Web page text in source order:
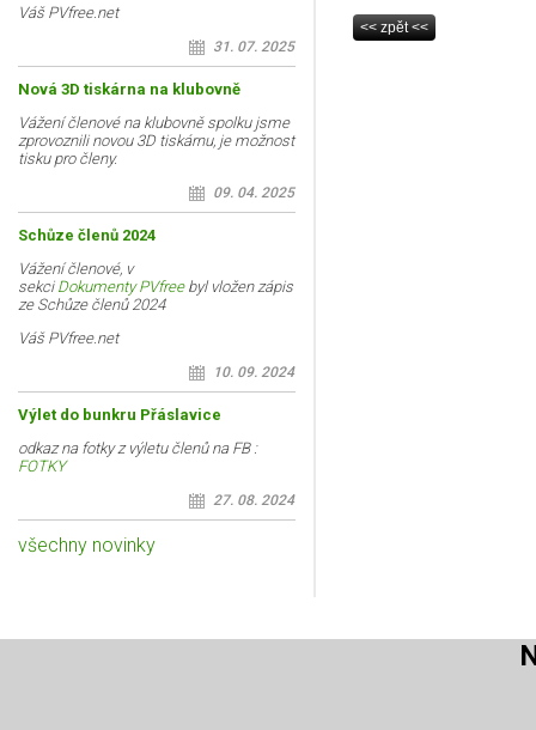
Váš PVfree.net
31. 07. 2025
Nová 3D tiskárna na klubovně
Vážení členové na klubovně spolku jsme
zprovoznili novou 3D tiskárnu, je možnost
tisku pro členy.
09. 04. 2025
Schůze členů 2024
Vážení členové, v
sekci Dokumenty PVfreebyl vložen zápis
ze Schůze členů 2024
Váš PVfree.net
10. 09. 2024
Výlet do bunkru Přáslavice
odkaz na fotky z výletu členů na FB :
FOTKY
27. 08. 2024
všechny novinky